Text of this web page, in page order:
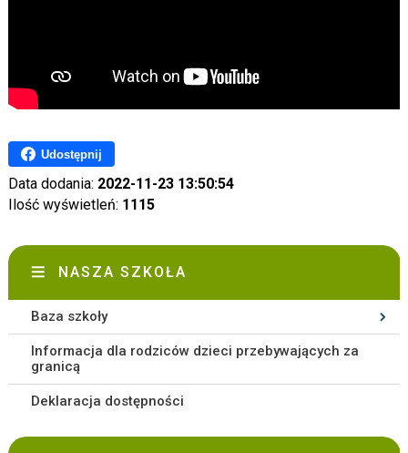
Udostępnij
Data dodania: 2022-11-23 13:50:54
Ilość wyświetleń: 1115
NASZA SZKOŁA
Baza szkoły
Informacja dla rodziców dzieci przebywających za
granicą
Deklaracja dostępności